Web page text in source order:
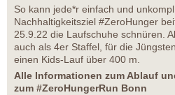
So kann jede*r einfach und
Nachhaltigkeitsziel #ZeroHunger
25.9.22 die Laufschuhe schnüren.
auch als 4er Staffel, für die
einen Kids-Lauf über 400 m.
Alle Informationen zum Ablauf
zum #ZeroHungerRun Bonn